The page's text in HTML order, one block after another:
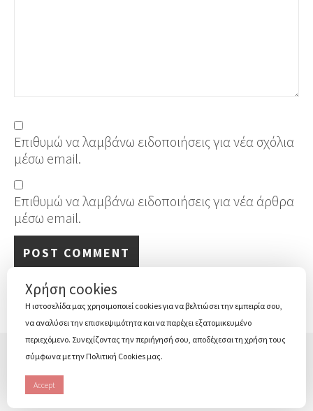
Επιθυμώ να λαμβάνω ειδοποιήσεις για νέα σχόλια
μέσω email.
Επιθυμώ να λαμβάνω ειδοποιήσεις για νέα άρθρα
μέσω email.
Ευ+ about contact Όροι χρήσης & Πολιτική απορρήτου
Χρήση cookies
Η ιστοσελίδα μας χρησιμοποιεί cookies για να βελτιώσει την εμπειρία σου,
να αναλύσει την επισκεψιμότητα και να παρέχει εξατομικευμένο
περιεχόμενο. Συνεχίζοντας την περιήγησή σου, αποδέχεσαι τη χρήση τους
σύμφωνα με την Πολιτική Cookies μας.
Accept